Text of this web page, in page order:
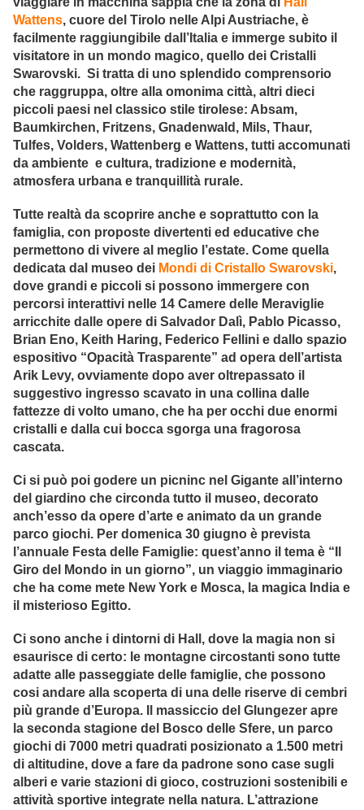
Wattens, cuore del Tirolo nelle Alpi Austriache, è
facilmente raggiungibile dall’Italia e immerge subito il
visitatore in un mondo magico, quello dei Cristalli
Swarovski. Si tratta di uno splendido comprensorio
che raggruppa, oltre alla omonima città, altri dieci
piccoli paesi nel classico stile tirolese: Absam,
Baumkirchen, Fritzens, Gnadenwald, Mils, Thaur,
Tulfes, Volders, Wattenberg e Wattens, tutti accomunati
da ambiente e cultura, tradizione e modernità,
atmosfera urbana e tranquillità rurale.
Tutte realtà da scoprire anche e soprattutto con la
famiglia, con proposte divertenti ed educative che
permettono di vivere al meglio l’estate. Come quella
dedicata dal museo dei Mondi di Cristallo Swarovski,
dove grandi e piccoli si possono immergere con
percorsi interattivi nelle 14 Camere delle Meraviglie
arricchite dalle opere di Salvador Dalì, Pablo Picasso,
Brian Eno, Keith Haring, Federico Fellini e dallo spazio
espositivo “Opacità Trasparente” ad opera dell’artista
Arik Levy, ovviamente dopo aver oltrepassato il
suggestivo ingresso scavato in una collina dalle
fattezze di volto umano, che ha per occhi due enormi
cristalli e dalla cui bocca sgorga una fragorosa
cascata.
Ci si può poi godere un picninc nel Gigante all’interno
del giardino che circonda tutto il museo, decorato
anch’esso da opere d’arte e animato da un grande
parco giochi. Per domenica 30 giugno è prevista
l’annuale Festa delle Famiglie: quest’anno il tema è “Il
Giro del Mondo in un giorno”, un viaggio immaginario
che ha come mete New York e Mosca, la magica India e
il misterioso Egitto.
Ci sono anche i dintorni di Hall, dove la magia non si
esaurisce di certo: le montagne circostanti sono tutte
adatte alle passeggiate delle famiglie, che possono
cosi andare alla scoperta di una delle riserve di cembri
più grande d’Europa. Il massiccio del Glungezer apre
la seconda stagione del Bosco delle Sfere, un parco
giochi di 7000 metri quadrati posizionato a 1.500 metri
di altitudine, dove a fare da padrone sono case sugli
alberi e varie stazioni di gioco, costruzioni sostenibili e
attività sportive integrate nella natura. L’attrazione